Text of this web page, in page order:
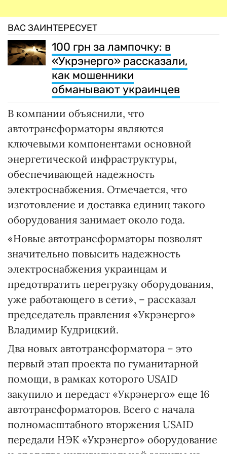
ВАС ЗАИНТЕРЕСУЕТ
100 грн за лампочку: в
«Укрэнерго» рассказали,
как мошенники
обманывают украинцев
В компании объяснили, что
автотрансформаторы являются
ключевыми компонентами основной
энергетической инфраструктуры,
обеспечивающей надежность
электроснабжения. Отмечается, что
изготовление и доставка единиц такого
оборудования занимает около года.
«Новые автотрансформаторы позволят
значительно повысить надежность
электроснабжения украинцам и
предотвратить перегрузку оборудования,
уже работающего в сети», – рассказал
председатель правления «Укрэнерго»
Владимир Кудрицкий.
Два новых автотрансформатора – это
первый этап проекта по гуманитарной
помощи, в рамках которого USAID
закупило и передаст «Укрэнерго» еще 16
автотрансформаторов. Всего с начала
полномасштабного вторжения USAID
передали НЭК «Укрэнерго» оборудование